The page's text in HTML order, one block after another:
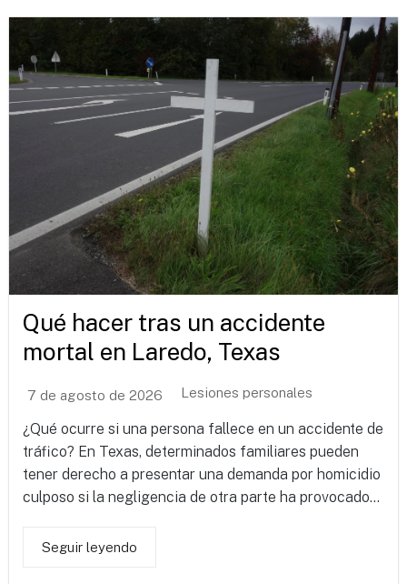
Qué hacer tras un accidente
mortal en Laredo, Texas
7 de agosto de 2026 Lesiones personales
¿Qué ocurre si una persona fallece en un accidente de
tráfico? En Texas, determinados familiares pueden
tener derecho a presentar una demanda por homicidio
culposo si la negligencia de otra parte ha provocado...
Seguir leyendo